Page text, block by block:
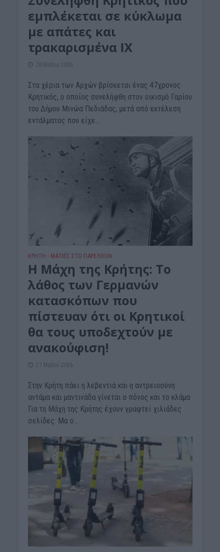
εμπλέκεται σε κύκλωμα
με απάτες και
τρακαρισμένα IX
28 Μαΐου 2026
Στα χέρια των Αρχών βρίσκεται ένας 47χρονος
Kρητικός, ο οποίος συνελήφθη στον οικισμό Γαρίου
του Δήμου Μινώα Πεδιάδας, μετά από εκτέλεση
εντάλματος που είχε...
ΚΡΗΤΗ • ΜΑΤΙΕΣ ΣΤΟ ΠΑΡΕΛΘΟΝ
Η Μάχη της Κρήτης: Το
λάθος των Γερμανών
κατασκόπων που
πίστευαν ότι οι Κρητικοί
θα τους υποδεχτούν με
ανακούφιση!
27 Μαΐου 2026
Στην Κρήτη πάει η λεβεντιά και η αντρειοσύνη
αντάμα και μαντινάδα γίνεται ο πόνος και το κλάμα
Για τη Μάχη της Κρήτης έχουν γραφτεί χιλιάδες
σελίδες. Μα ο...